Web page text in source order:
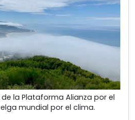
la Plataforma Alianza por el
mundial por el clima.